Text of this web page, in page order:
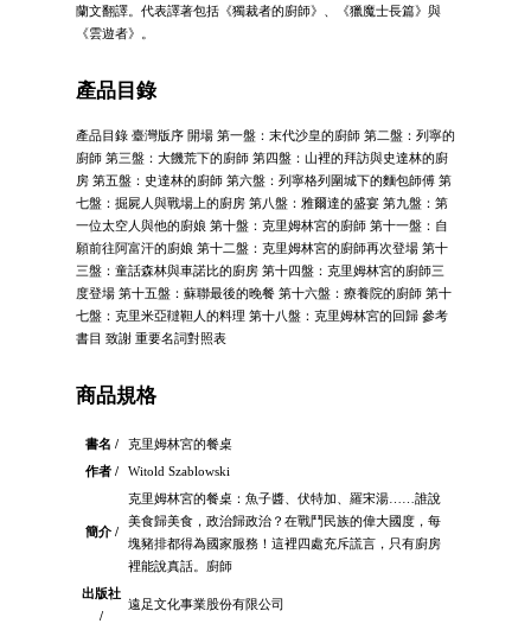
蘭文翻譯。代表譯著包括《獨裁者的廚師》、《獵魔士長篇》與
《雲遊者》。
產品目錄
產品目錄 臺灣版序 開場 第一盤：末代沙皇的廚師 第二盤：列寧的
廚師 第三盤：大饑荒下的廚師 第四盤：山裡的拜訪與史達林的廚
房 第五盤：史達林的廚師 第六盤：列寧格列圍城下的麵包師傅 第
七盤：掘屍人與戰場上的廚房 第八盤：雅爾達的盛宴 第九盤：第
一位太空人與他的廚娘 第十盤：克里姆林宮的廚師 第十一盤：自
願前往阿富汗的廚娘 第十二盤：克里姆林宮的廚師再次登場 第十
三盤：童話森林與車諾比的廚房 第十四盤：克里姆林宮的廚師三
度登場 第十五盤：蘇聯最後的晚餐 第十六盤：療養院的廚師 第十
七盤：克里米亞韃靼人的料理 第十八盤：克里姆林宮的回歸 參考
書目 致謝 重要名詞對照表
商品規格
書名 /
克里姆林宮的餐桌
作者 /
Witold Szablowski
簡介 /
克里姆林宮的餐桌：魚子醬、伏特加、羅宋湯……誰說
美食歸美食，政治歸政治？在戰鬥民族的偉大國度，每
塊豬排都得為國家服務！這裡四處充斥謊言，只有廚房
裡能說真話。廚師
出版社
/
遠足文化事業股份有限公司